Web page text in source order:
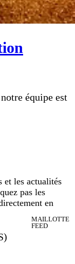
équipe est
et les actualités
pas les
en
MAILLOTTE
FEED